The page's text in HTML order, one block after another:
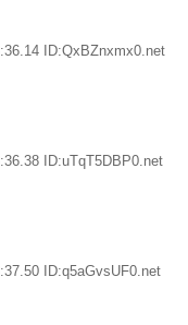
ID:QxBZnxmx0.net
ID:uTqT5DBP0.net
ID:q5aGvsUF0.net